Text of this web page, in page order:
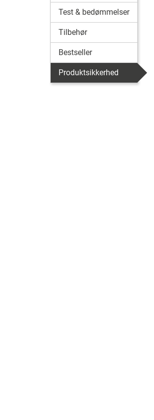
Test & bedømmelser
Tilbehør
Bestseller
Produktsikkerhed